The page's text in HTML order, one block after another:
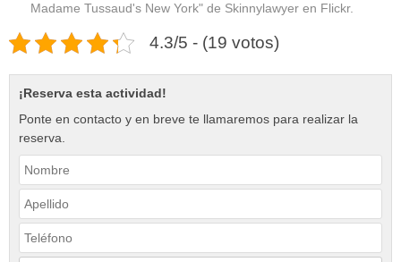
¡Reserva esta actividad!
Ponte en contacto y en breve te llamaremos para realizar la
reserva.
Madame Tussaud's New York" de Skinnylawyer en Flickr.
4.3/5 - (19 votos)